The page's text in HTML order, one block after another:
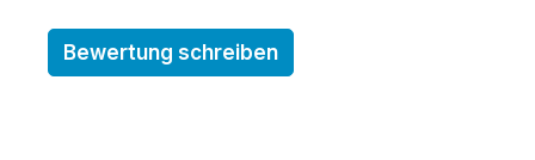
Bewertung schreiben